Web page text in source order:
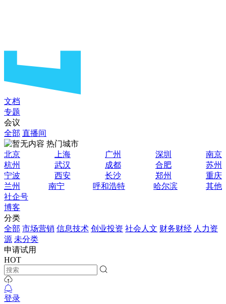
文档
专题
会议
全部 直播间
热门城市
北京
上海 广州 深圳
南京
杭州
武汉 成都 合肥
苏州
宁波
西安 长沙 郑州
重庆
兰州
南宁 呼和浩特 哈尔滨
其他
社企号
博客
分类
全部 市场营销 信息技术 创业投资 社会人文 财务财经 人力资
源 未分类
申请试用
HOT
登录